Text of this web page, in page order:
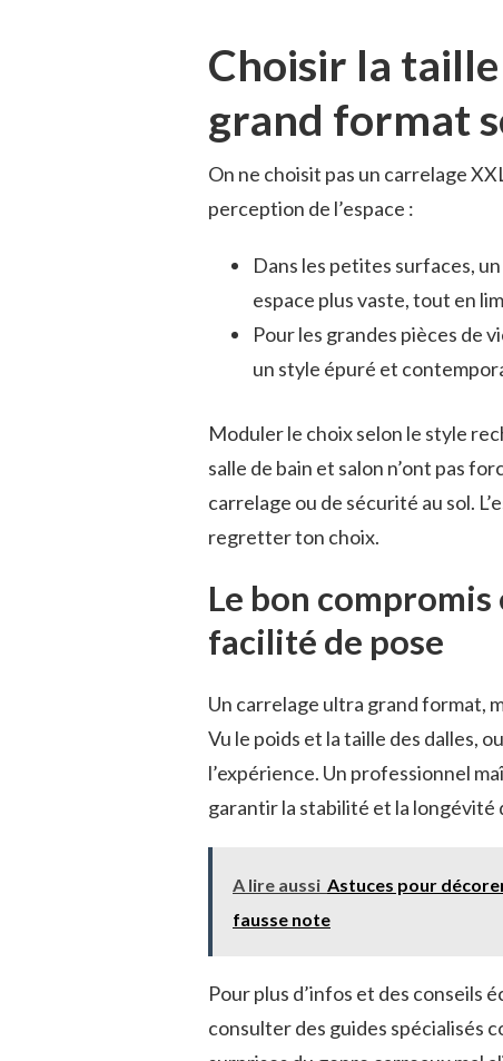
Choisir la
grand format
On ne choisit pas un carrelage
perception de l’espace :
Dans les petites surfaces,
espace plus vaste, tout en
Pour les grandes pièces de
un style épuré et
Moduler le choix selon le style
salle de bain et salon n’ont pas
carrelage ou de sécurité au sol.
regretter ton choix.
Le bon
facilité de pose
Un carrelage ultra grand format,
Vu le poids et la taille des dalles,
l’expérience. Un professionnel
garantir la stabilité et la longévité
A lire aussi Astuces pour
fausse note
Pour plus d’infos et des conseils
consulter des guides spécialisés